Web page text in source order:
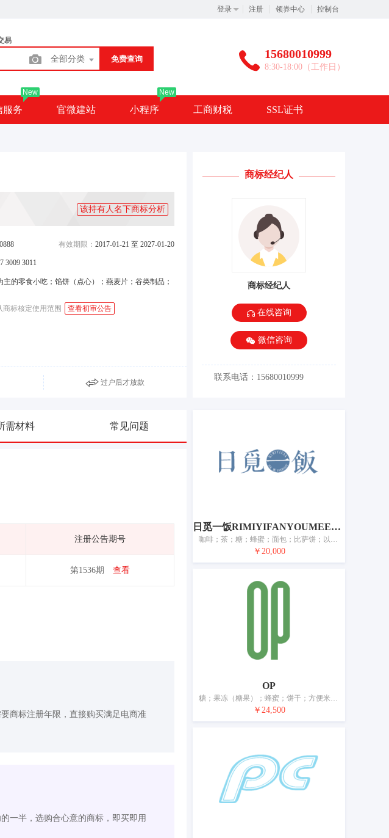
登录 注册 领券中心 控制台
易
全部分类 免费查询 15680010999
8:30-18:00（工作日）
服务
New
官微建站 小程序
New
工商财税 SSL证书
该持有人名下商标分析
有效期限： 2017-01-21 至 2027-01-20
3009 3011
的零食小吃；馅饼（点心）；燕麦片；谷类制品；
标核定使用范围 查看初审公告
过户后才放款
需材料 常见问题
注册公告期号
第1536期 查看
商标注册年限，直接购买满足电商准
一半，选购合心意的商标，即买即用
商标经纪人
商标经纪人
在线咨询
微信咨询
联系电话：15680010999
日觅一饭RIMIYIFANYOUMEEVERYDAY
咖啡；茶；糖；蜂蜜；面包；比萨饼；以谷物为主的零食小吃；面条；冰淇淋；调味品；加工过的谷物；食用淀粉；食盐；酱油；酵母；食用芳香剂
￥20,000
OP
糖；果冻（糖果）；蜂蜜；饼干；方便米饭；米；面条；咖啡；茶；茶饮料；冰淇淋；调味品；以谷物为主的零食小吃
￥24,500